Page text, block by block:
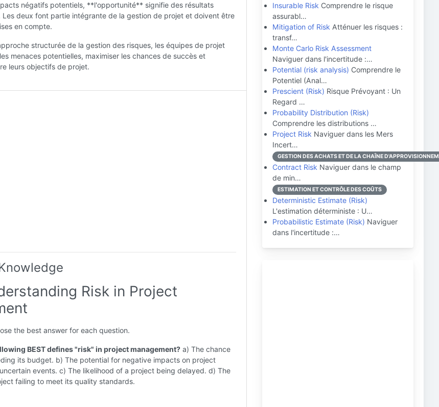
négatifs potentiels, **l'opportunité** signifie des résultats
Les deux font partie intégrante de la gestion de projet et doivent être
en compte.
structurée de la gestion des risques, les équipes de projet
menaces potentielles, maximiser les chances de succès et
leurs objectifs de projet.
Risk in Project
the best answer for each question.
BEST defines "risk" in project management? a) The chance
its budget. b) The potential for negative impacts on project
events. c) The likelihood of a project being delayed. d) The
failing to meet its quality standards.
Insurable Risk Comprendre le risque
assurabl…
Mitigation of Risk Atténuer les risques :
transf…
Monte Carlo Risk Assessment
Naviguer dans l'incertitude :…
Potential (risk analysis) Comprendre le
Potentiel (Anal…
Prescient (Risk) Risque Prévoyant : Un
Regard …
Probability Distribution (Risk)
Comprendre les distributions …
Project Risk Naviguer dans les Mers
Incert…
GESTION DES ACHATS ET DE LA CHAÎNE
Contract Risk Naviguer dans le champ
de min…
ESTIMATION ET CONTRÔLE DES COÛTS
Deterministic Estimate (Risk)
L'estimation déterministe : U…
Probabilistic Estimate (Risk) Naviguer
dans l'incertitude :…